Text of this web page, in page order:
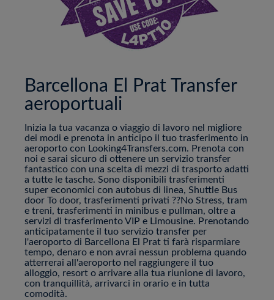
Barcellona El Prat Transfer
aeroportuali
Inizia la tua vacanza o viaggio di lavoro nel migliore
dei modi e prenota in anticipo il tuo trasferimento in
aeroporto con Looking4Transfers.com. Prenota con
noi e sarai sicuro di ottenere un servizio transfer
fantastico con una scelta di mezzi di trasporto adatti
a tutte le tasche. Sono disponibili trasferimenti
super economici con autobus di linea, Shuttle Bus
door To door, trasferimenti privati ??No Stress, tram
e treni, trasferimenti in minibus e pullman, oltre a
servizi di trasferimento VIP e Limousine. Prenotando
anticipatamente il tuo servizio transfer per
l'aeroporto di Barcellona El Prat ti farà risparmiare
tempo, denaro e non avrai nessun problema quando
atterrerai all'aeroporto nel raggiungere il tuo
alloggio, resort o arrivare alla tua riunione di lavoro,
con tranquillità, arrivarci in orario e in tutta
comodità.